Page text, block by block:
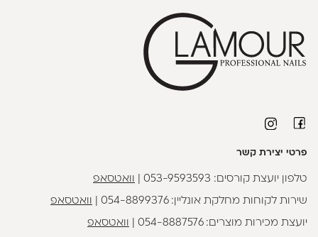
פרטי יצירת קשר
טלפון יועצת קורסים: 053-9593593 וואטסאפ
שירות לקוחות מחלקת אונליין:054-8899376 וואטסאפ
יועצת מכירות מוצרים:054-8887576 וואטסאפ